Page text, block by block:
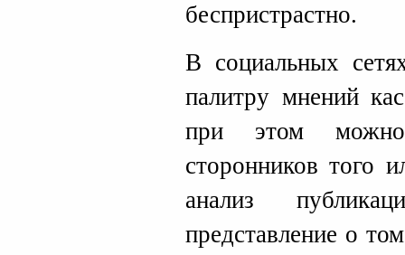
беспристрастно.
В социальных
палитру мнений
при этом можно
сторонников того
анализ
представление о